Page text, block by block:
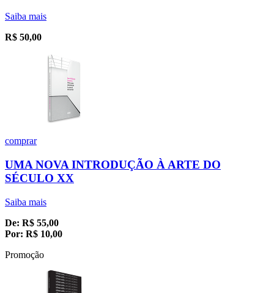
Saiba mais
R$ 50,00
comprar
UMA NOVA INTRODUÇÃO À ARTE DO
SÉCULO XX
Saiba mais
De: R$ 55,00
Por: R$ 10,00
Promoção